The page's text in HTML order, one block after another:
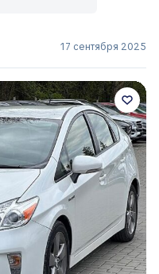
17 сентября 2025